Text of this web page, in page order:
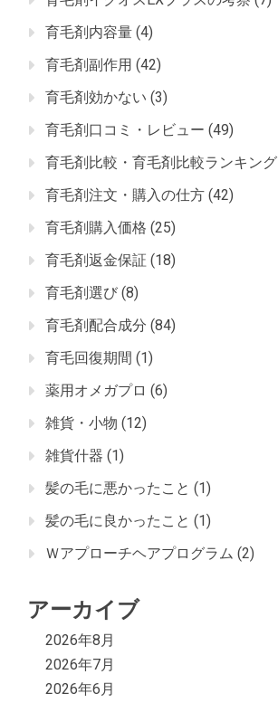
育毛剤内容量 (4)
育毛剤副作用 (42)
育毛剤効かない (3)
育毛剤口コミ・レビュー (49)
育毛剤比較・育毛剤比較ランキング
育毛剤注文・購入の仕方 (42)
育毛剤購入価格 (25)
育毛剤返金保証 (18)
育毛剤選び (8)
育毛剤配合成分 (84)
育毛回復期間 (1)
薬用オメガプロ (6)
雑貨・小物 (12)
雑貨什器 (1)
髪の毛に悪かったこと (1)
髪の毛に良かったこと (1)
Ｗアプローチヘアプログラム (2)
アーカイブ
2026年8月
2026年7月
2026年6月